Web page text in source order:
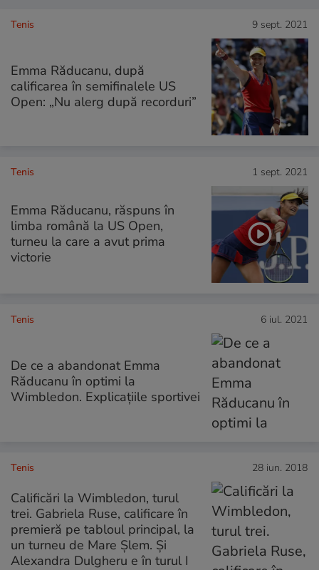
Tenis 9 sept. 2021
Emma Răducanu, după
calificarea în semifinalele US
Open: „Nu alerg după recorduri”
Tenis 1 sept. 2021
Emma Răducanu, răspuns în
limba română la US Open,
turneu la care a avut prima
victorie
Tenis 6 iul. 2021
De ce a abandonat Emma
Răducanu în optimi la
Wimbledon. Explicațiile sportivei
Tenis 28 iun. 2018
Calificări la Wimbledon, turul
trei. Gabriela Ruse, calificare în
premieră pe tabloul principal, la
un turneu de Mare Șlem. Și
Alexandra Dulgheru e în turul I